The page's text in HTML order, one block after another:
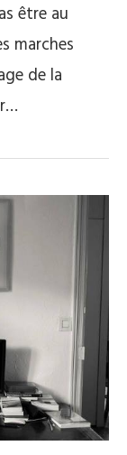
être au
marches
de la